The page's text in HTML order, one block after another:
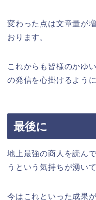
変わった点は文章量が
おります。
これからも皆様のかゆ
の発信を心掛けるよう
最後に
地上最強の商人を読ん
うという気持ちが湧い
今はこれといった成果